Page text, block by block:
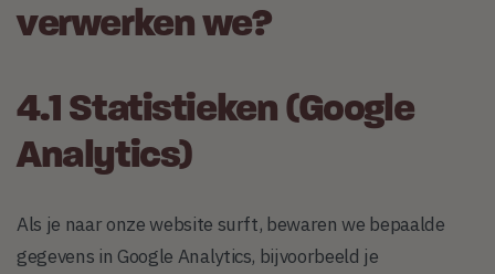
verwerken we?
4.1 Statistieken (Google
Analytics)
Als je naar onze website surft, bewaren we bepaalde
gegevens in Google Analytics, bijvoorbeeld je